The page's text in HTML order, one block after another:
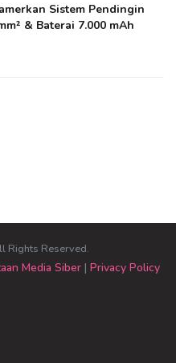
Sistem Pendingin
& Baterai 7.000 mAh
Rights Reserved.
Media Siber| Privacy Policy